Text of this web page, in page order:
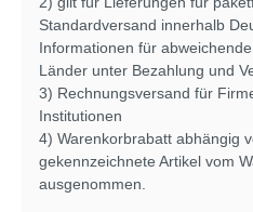
Standardversand innerhalb
Informationen für
Länder unter Bezahlung und
3) Rechnungsversand für
Institutionen
4) Warenkorbrabatt abhängig
gekennzeichnete Artikel vom
ausgenommen.